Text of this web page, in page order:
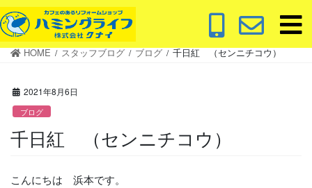
コ
ン
テ
ナ
ビ
ゲ
HOME スタッフブログ ブログ 千日紅 （センニチコウ）
2021年8月6日
ブログ
千日紅 （センニチコウ）
こんにちは 浜本です。